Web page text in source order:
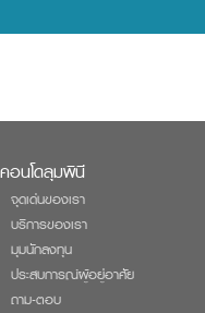
คอนโดลุมพินี
จุดเด่นของเรา
บริการของเรา
มุมนักลงทุน
ประสบการณ์ผู้อยู่อาศัย
ถาม-ตอบ